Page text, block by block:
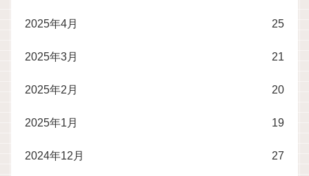
2025年4月 25
2025年3月 21
2025年2月 20
2025年1月 19
2024年12月 27